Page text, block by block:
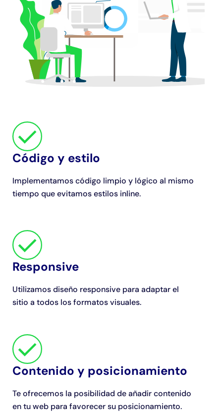
Código y estilo
Implementamos código limpio y lógico al mismo
tiempo que evitamos estilos inline.
Responsive
Utilizamos diseño responsive para adaptar el
sitio a todos los formatos visuales.
Contenido y posicionamiento
Te ofrecemos la posibilidad de añadir contenido
en tu web para favorecer su posicionamiento.